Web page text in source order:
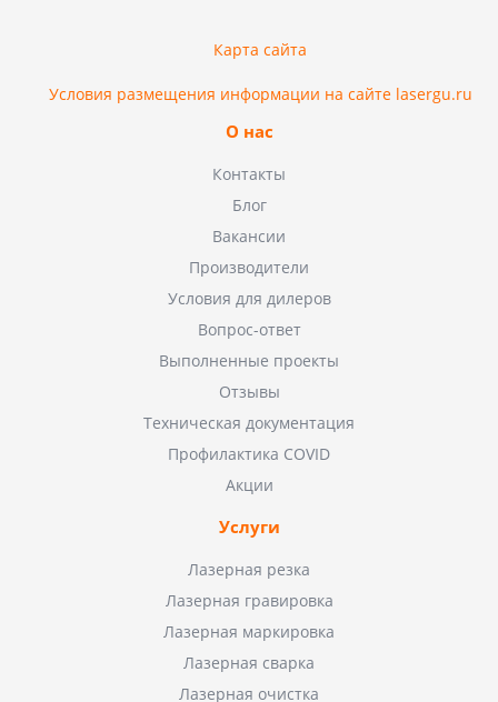
Карта сайта
Условия размещения информации на сайте lasergu.ru
О нас
Контакты
Блог
Вакансии
Производители
Условия для дилеров
Вопрос-ответ
Выполненные проекты
Отзывы
Техническая документация
Профилактика COVID
Акции
Услуги
Лазерная резка
Лазерная гравировка
Лазерная маркировка
Лазерная сварка
Лазерная очистка